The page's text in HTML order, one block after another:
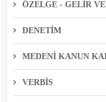
ÖZELGE - GELİR
DENETİM
MEDENİ KANUN
VERBİS